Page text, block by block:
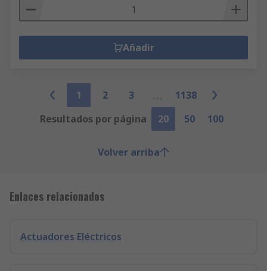
Añadir
1 2 3
1138
Resultados por página
20 50 100
Volver arriba
Enlaces relacionados
Actuadores Eléctricos